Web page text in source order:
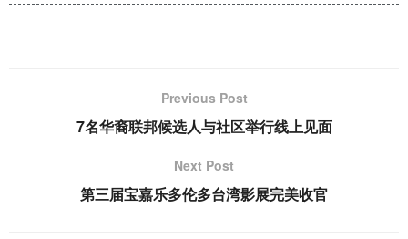
Previous Post
7名华裔联邦候选人与社区举行线上见面
Next Post
第三届宝嘉乐多伦多台湾影展完美收官